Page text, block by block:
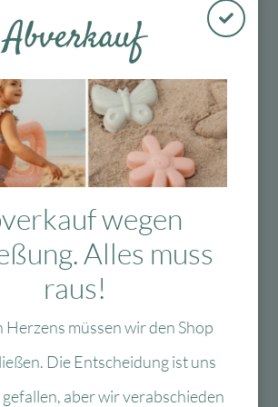
Mit viel Liebe
ausgewählte &
verpackte
Produkte
30 Tage Rückgaberecht
Passt dazu
Dir auch
Abverkauf
wegen
Alles muss
raus!
Herzens müssen wir den Shop
Die Entscheidung ist uns
aber wir verabschieden